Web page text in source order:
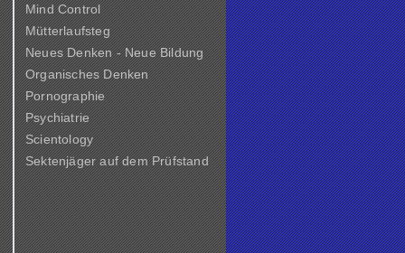
Mind Control
Mütterlaufsteg
Neues Denken - Neue Bildung
Organisches Denken
Pornographie
Psychiatrie
Scientology
Sektenjäger auf dem Prüfstand